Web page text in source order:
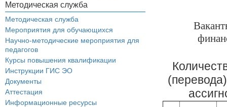
Методическая служба
Методическая служба
Мероприятия для обучающихся
Научно-методические мероприятия для
педагогов
Курсы повышения квалификации
Инструкции ГИС ЭО
Документы
Аттестация
Информационные ресурсы